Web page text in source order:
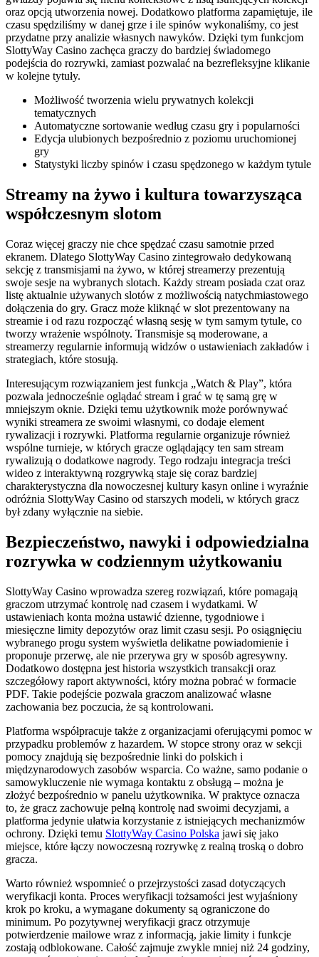
oraz opcją utworzenia nowej. Dodatkowo platforma zapamiętuje, ile
czasu spędziliśmy w danej grze i ile spinów wykonaliśmy, co jest
przydatne przy analizie własnych nawyków. Dzięki tym funkcjom
SlottyWay Casino zachęca graczy do bardziej świadomego
podejścia do rozrywki, zamiast pozwalać na bezrefleksyjne klikanie
w kolejne tytuły.
Możliwość tworzenia wielu prywatnych kolekcji
tematycznych
Automatyczne sortowanie według czasu gry i popularności
Edycja ulubionych bezpośrednio z poziomu uruchomionej
gry
Statystyki liczby spinów i czasu spędzonego w każdym tytule
Streamy na żywo i kultura towarzysząca
współczesnym slotom
Coraz więcej graczy nie chce spędzać czasu samotnie przed
ekranem. Dlatego SlottyWay Casino zintegrowało dedykowaną
sekcję z transmisjami na żywo, w której streamerzy prezentują
swoje sesje na wybranych slotach. Każdy stream posiada czat oraz
listę aktualnie używanych slotów z możliwością natychmiastowego
dołączenia do gry. Gracz może kliknąć w slot prezentowany na
streamie i od razu rozpocząć własną sesję w tym samym tytule, co
tworzy wrażenie wspólnoty. Transmisje są moderowane, a
streamerzy regularnie informują widzów o ustawieniach zakładów i
strategiach, które stosują.
Interesującym rozwiązaniem jest funkcja „Watch & Play”, która
pozwala jednocześnie oglądać stream i grać w tę samą grę w
mniejszym oknie. Dzięki temu użytkownik może porównywać
wyniki streamera ze swoimi własnymi, co dodaje element
rywalizacji i rozrywki. Platforma regularnie organizuje również
wspólne turnieje, w których gracze oglądający ten sam stream
rywalizują o dodatkowe nagrody. Tego rodzaju integracja treści
wideo z interaktywną rozgrywką staje się coraz bardziej
charakterystyczna dla nowoczesnej kultury kasyn online i wyraźnie
odróżnia SlottyWay Casino od starszych modeli, w których gracz
był zdany wyłącznie na siebie.
Bezpieczeństwo, nawyki i odpowiedzialna
rozrywka w codziennym użytkowaniu
SlottyWay Casino wprowadza szereg rozwiązań, które pomagają
graczom utrzymać kontrolę nad czasem i wydatkami. W
ustawieniach konta można ustawić dzienne, tygodniowe i
miesięczne limity depozytów oraz limit czasu sesji. Po osiągnięciu
wybranego progu system wyświetla delikatne powiadomienie i
proponuje przerwę, ale nie przerywa gry w sposób agresywny.
Dodatkowo dostępna jest historia wszystkich transakcji oraz
szczegółowy raport aktywności, który można pobrać w formacie
PDF. Takie podejście pozwala graczom analizować własne
zachowania bez poczucia, że są kontrolowani.
Platforma współpracuje także z organizacjami oferującymi pomoc w
przypadku problemów z hazardem. W stopce strony oraz w sekcji
pomocy znajdują się bezpośrednie linki do polskich i
międzynarodowych zasobów wsparcia. Co ważne, samo podanie o
samowykluczenie nie wymaga kontaktu z obsługą – można je
złożyć bezpośrednio w panelu użytkownika. W praktyce oznacza
to, że gracz zachowuje pełną kontrolę nad swoimi decyzjami, a
platforma jedynie ułatwia korzystanie z istniejących mechanizmów
ochrony. Dzięki temu SlottyWay Casino Polska jawi się jako
miejsce, które łączy nowoczesną rozrywkę z realną troską o dobro
gracza.
Warto również wspomnieć o przejrzystości zasad dotyczących
weryfikacji konta. Proces weryfikacji tożsamości jest wyjaśniony
krok po kroku, a wymagane dokumenty są ograniczone do
minimum. Po pozytywnej weryfikacji gracz otrzymuje
potwierdzenie mailowe wraz z informacją, jakie limity i funkcje
zostają odblokowane. Całość zajmuje zwykle mniej niż 24 godziny,